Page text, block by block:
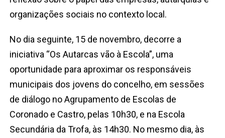
organizações sociais no contexto local.
No dia seguinte, 15 de novembro, decorre a
iniciativa “Os Autarcas vão à Escola”, uma
oportunidade para aproximar os responsáveis
municipais dos jovens do concelho, em sessões
de diálogo no Agrupamento de Escolas de
Coronado e Castro, pelas 10h30, e na Escola
Secundária da Trofa, às 14h30. No mesmo dia, às